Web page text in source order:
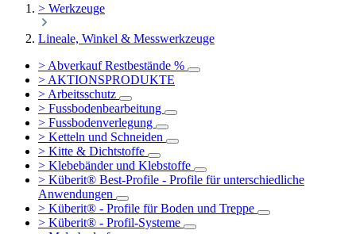
> Werkzeuge
Lineale, Winkel & Messwerkzeuge
> Abverkauf Restbestände %
> AKTIONSPRODUKTE
> Arbeitsschutz
> Fussbodenbearbeitung
> Fussbodenverlegung
> Ketteln und Schneiden
> Kitte & Dichtstoffe
> Klebebänder und Klebstoffe
> Küberit® Best-Profile - Profile für unterschiedliche
Anwendungen
> Küberit® - Profile für Boden und Treppe
> Küberit® - Profil-Systeme